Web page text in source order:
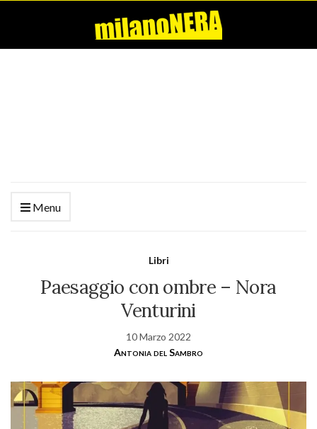
Menu
Libri
Paesaggio con ombre – Nora
Venturini
10 Marzo 2022
Antonia del Sambro